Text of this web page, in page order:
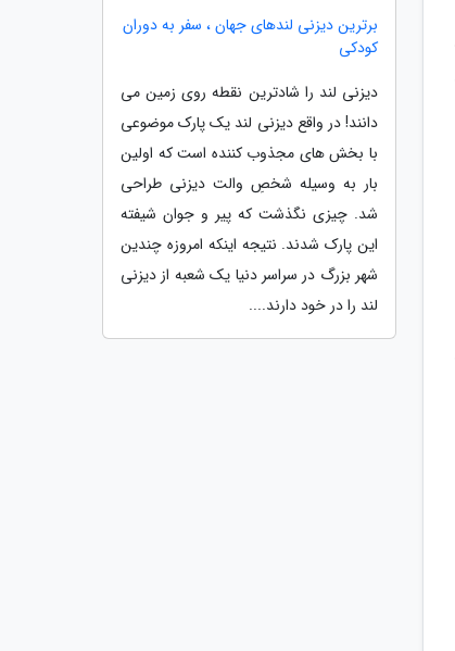
برترین دیزنی لندهای جهان ، سفر به دوران
کودکی
دیزنی لند را شادترین نقطه روی زمین می
دانند! در واقع دیزنی لند یک پارک موضوعی
با بخش های مجذوب کننده است که اولین
بار به وسیله شخصِ والت دیزنی طراحی
شد. چیزی نگذشت که پیر و جوان شیفته
این پارک شدند. نتیجه اینکه امروزه چندین
شهر بزرگ در سراسر دنیا یک شعبه از دیزنی
لند را در خود دارند....